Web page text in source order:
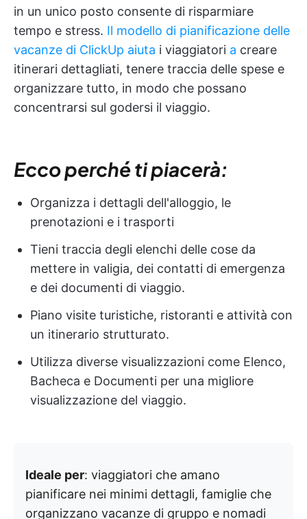
in un unico posto consente di risparmiare
tempo e stress. Il modello di pianificazione delle
vacanze di ClickUp aiuta i viaggiatori a creare
itinerari dettagliati, tenere traccia delle spese e
organizzare tutto, in modo che possano
concentrarsi sul godersi il viaggio.
Ecco perché ti piacerà:
Organizza i dettagli dell'alloggio, le
prenotazioni e i trasporti
Tieni traccia degli elenchi delle cose da
mettere in valigia, dei contatti di emergenza
e dei documenti di viaggio.
Piano visite turistiche, ristoranti e attività con
un itinerario strutturato.
Utilizza diverse visualizzazioni come Elenco,
Bacheca e Documenti per una migliore
visualizzazione del viaggio.
Ideale per: viaggiatori che amano
pianificare nei minimi dettagli, famiglie che
organizzano vacanze di gruppo e nomadi